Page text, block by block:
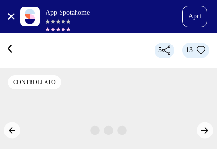
App Spotahome
Apri
5 13
CONTROLLATO